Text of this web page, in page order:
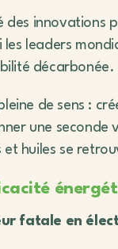
des innovations
les leaders
décarbonée.
de sens :
une seconde
huiles se
fatale en